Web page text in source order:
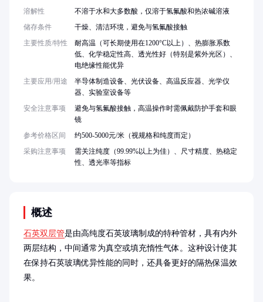
概述
石英双层管是由高纯度石英玻璃制成的特种管材，具有内外
两层结构，中间通常为真空或填充惰性气体。这种设计使其
在保持石英玻璃优异性能的同时，还具备更好的隔热保温效
果。
溶解性
不溶于水和大多数酸，仅溶于氢氟酸和热浓碱溶液
储存条件
干燥、清洁环境，避免与氢氟酸接触
主要性质/特性
耐高温（可长期使用在1200°C以上）、热膨胀系数
低、化学稳定性高、透光性好（特别是紫外光区）、
电绝缘性能优异
主要应用/用途
半导体制造设备、光伏设备、高温反应器、光学仪
器、实验室设备等
安全注意事项
避免与氢氟酸接触，高温操作时需佩戴防护手套和眼
镜
参考价格区间
约500-5000元/米（视规格和纯度而定）
采购注意事项
需关注纯度（99.99%以上为佳）、尺寸精度、热稳定
性、透光率等指标